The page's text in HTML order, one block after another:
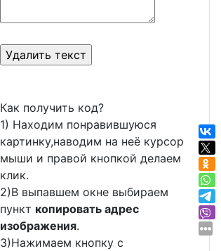
Как получить код?
1) Находим понравившуюся
картинку,наводим на неё курсор
мыши и правой кнопкой делаем
клик.
2)В выпавшем окне выбираем
пункт копировать адрес
изображения.
3)Нажимаем кнопку с